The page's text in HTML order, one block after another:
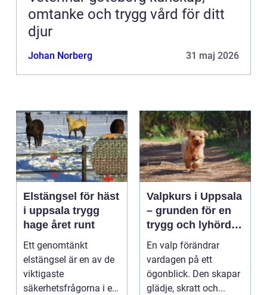
omtanke och trygg vård för ditt
djur
Johan Norberg 31 maj 2026
Elstängsel för häst
i uppsala trygg
hage året runt
Ett genomtänkt
elstängsel är en av de
viktigaste
säkerhetsfrågorna i ett
Valpkurs i Uppsala
– grunden för en
trygg och lyhörd
hund
En valp förändrar
vardagen på ett
ögonblick. Den skapar
glädje, skratt och...